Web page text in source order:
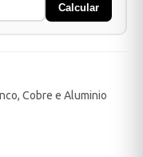
Calcular
Cobre e Aluminio